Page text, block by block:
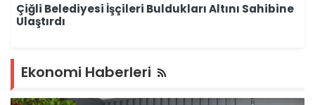
Çiğli Belediyesi İşçileri Buldukları Altını Sahibine
Ulaştırdı
Ekonomi Haberleri